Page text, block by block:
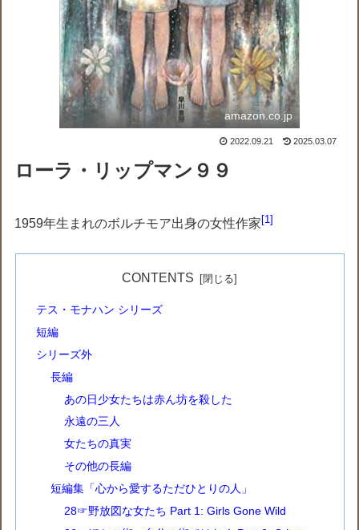
amazon.co.jp
2022.09.21 2025.03.07
ローラ・リップマン９９
1959年生まれのボルチモア出身の女性作家 1
CONTENTS
テス・モナハン シリーズ
短編
シリーズ外
長編
あの日少女たちは赤ん坊を殺した
永遠の三人
女たちの真実
その他の長編
短編集「心から愛するただひとりの人」
28☞野放図な女たち Part 1: Girls Gone Wild